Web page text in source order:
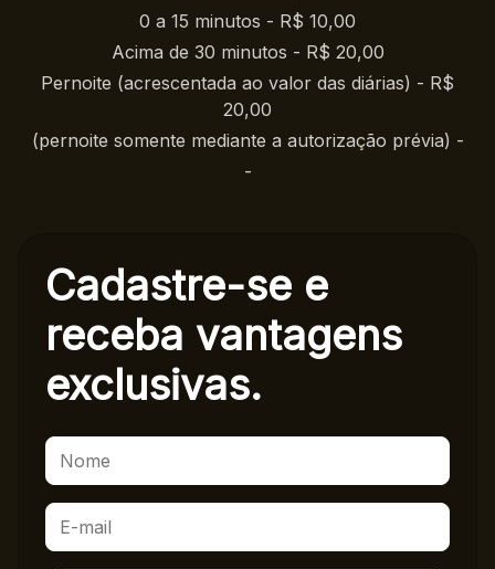
0 a 15 minutos - R$ 10,00
Acima de 30 minutos - R$ 20,00
Pernoite (acrescentada ao valor das diárias) - R$
20,00
(pernoite somente mediante a autorização prévia) -
-
Cadastre-se e
receba vantagens
exclusivas.